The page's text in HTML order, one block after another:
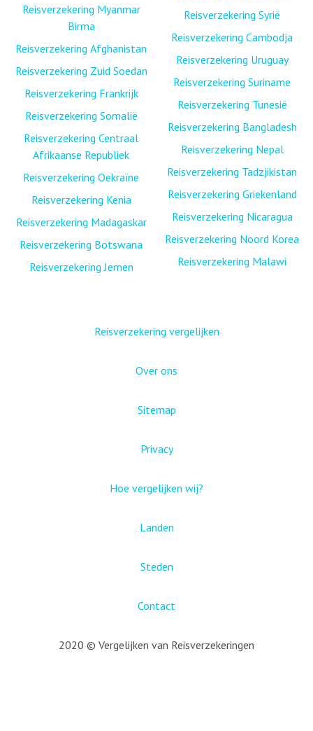
Reisverzekering Myanmar
Birma
Reisverzekering Afghanistan
Reisverzekering Zuid Soedan
Reisverzekering Frankrijk
Reisverzekering Somalië
Reisverzekering Centraal
Afrikaanse Republiek
Reisverzekering Oekraïne
Reisverzekering Kenia
Reisverzekering Madagaskar
Reisverzekering Botswana
Reisverzekering Jemen
Reisverzekering Syrië
Reisverzekering Cambodja
Reisverzekering Uruguay
Reisverzekering Suriname
Reisverzekering Tunesië
Reisverzekering Bangladesh
Reisverzekering Nepal
Reisverzekering Tadzjikistan
Reisverzekering Griekenland
Reisverzekering Nicaragua
Reisverzekering Noord Korea
Reisverzekering Malawi
Reisverzekering vergelijken
Over ons
Sitemap
Privacy
Hoe vergelijken wij?
Landen
Steden
Contact
2020 © Vergelijken van Reisverzekeringen